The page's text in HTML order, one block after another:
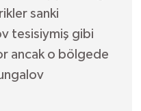
sanki
tesisiymiş gibi
ancak o bölgede